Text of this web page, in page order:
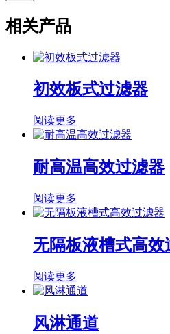
相关产品
初效板式过滤器
阅读更多
耐高温高效过滤器
阅读更多
无隔板液槽式高效
阅读更多
风淋通道